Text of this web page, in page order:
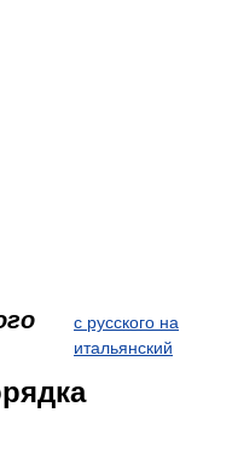
с русского на
итальянский